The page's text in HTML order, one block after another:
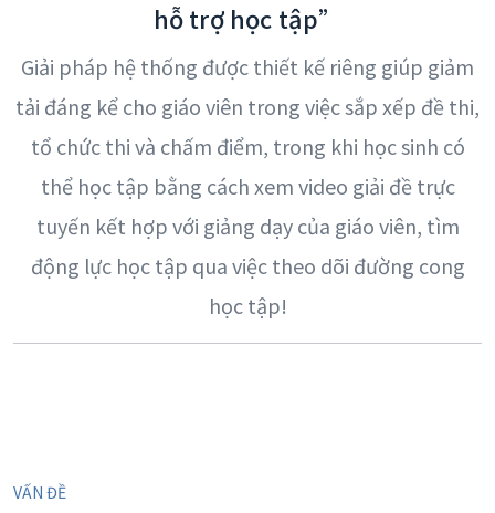
hỗ trợ học tập”
Giải pháp hệ thống được thiết kế riêng giúp giảm
tải đáng kể cho giáo viên trong việc sắp xếp đề thi,
tổ chức thi và chấm điểm, trong khi học sinh có
thể học tập bằng cách xem video giải đề trực
tuyến kết hợp với giảng dạy của giáo viên, tìm
động lực học tập qua việc theo dõi đường cong
học tập!
VẤN ĐỀ